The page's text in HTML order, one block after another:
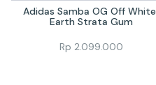
Adidas Samba OG Off White
Earth Strata Gum
Rp 2.099.000